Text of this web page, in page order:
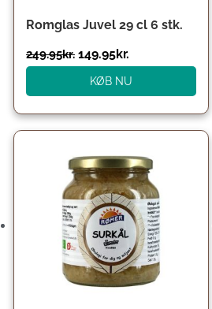
Romglas Juvel 29 cl 6 stk.
249.95kr. 149.95kr.
KØB NU